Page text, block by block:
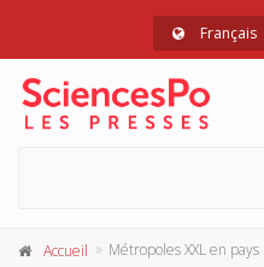
Français
Accueil Métropoles XXL en pays émergents